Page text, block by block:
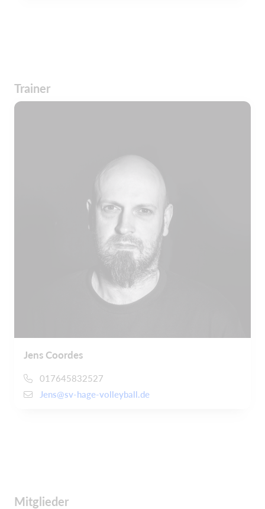
Trainer
Jens Coordes
017645832527
Jens@sv-hage-volleyball.de
Mitglieder